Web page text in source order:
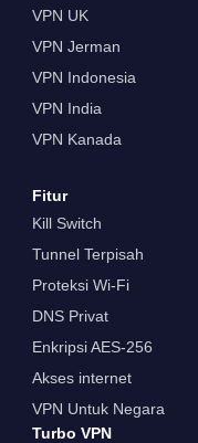
VPN UK
VPN Jerman
VPN Indonesia
VPN India
VPN Kanada
Fitur
Kill Switch
Tunnel Terpisah
Proteksi Wi-Fi
DNS Privat
Enkripsi AES-256
Akses internet
VPN Untuk Negara
Turbo VPN